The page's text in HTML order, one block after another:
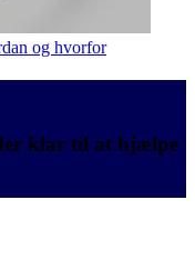
og hvorfor
klar til at hjælpe